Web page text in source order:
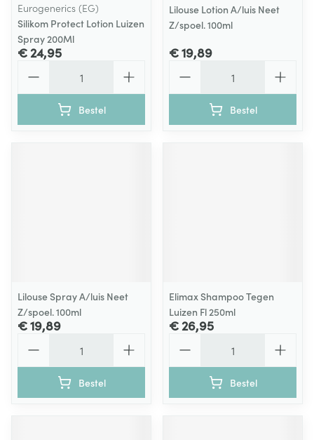
Eurogenerics (EG)
Silikom Protect Lotion Luizen
Spray 200Ml
€ 24,95
Bestel
Lilouse Lotion A/luis Neet
Z/spoel. 100ml
€ 19,89
Bestel
Lilouse Spray A/luis Neet
Z/spoel. 100ml
€ 19,89
Bestel
Elimax Shampoo Tegen
Luizen Fl 250ml
€ 26,95
Bestel